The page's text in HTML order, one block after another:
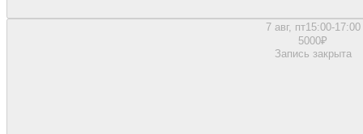
7 авг, пт15:00-17:00
5000₽
Запись закрыта